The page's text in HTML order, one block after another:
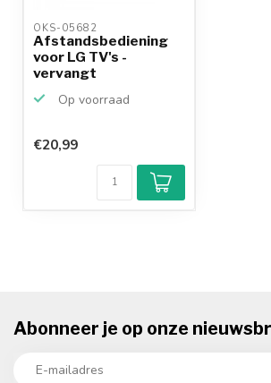
OKS-05682
Afstandsbediening
voor LG TV's -
vervangt
Op voorraad
€20,99
Abonneer je op onze